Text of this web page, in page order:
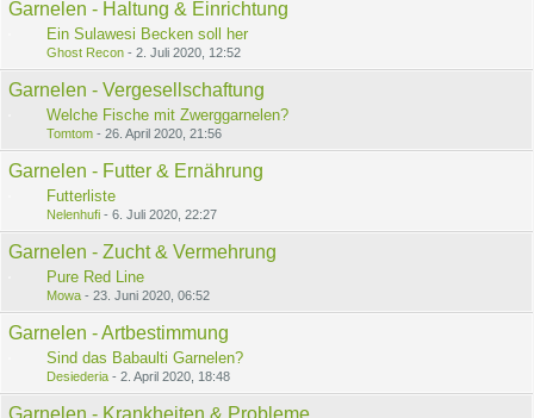
Garnelen - Haltung & Einrichtung
Ein Sulawesi Becken soll her
Ghost Recon - 2. Juli 2020, 12:52
Garnelen - Vergesellschaftung
Welche Fische mit Zwerggarnelen?
Tomtom - 26. April 2020, 21:56
Garnelen - Futter & Ernährung
Futterliste
Nelenhufi - 6. Juli 2020, 22:27
Garnelen - Zucht & Vermehrung
Pure Red Line
Mowa - 23. Juni 2020, 06:52
Garnelen - Artbestimmung
Sind das Babaulti Garnelen?
Desiederia - 2. April 2020, 18:48
Garnelen - Krankheiten & Probleme